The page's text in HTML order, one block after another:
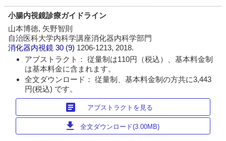
小腸内視鏡診療ガイドライン
山本博徳, 矢野智則
自治医科大学内科学講座消化器内科学部門
消化器内視鏡 30 (9) 1206-1213, 2018.
アブストラクト： 従量制は110円（税込）、基本料金制
は基本料金に含まれます。
全文ダウンロード： 従量制、基本料金制の方共に3,443
円(税込) です。
article アブストラクトを見る
download 全文ダウンロード(3.00MB)